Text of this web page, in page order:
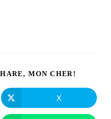
MON CHER!
X